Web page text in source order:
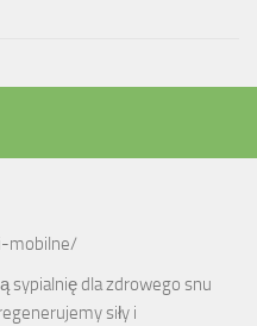
mobilne/
sypialnię dla zdrowego snu
siły i